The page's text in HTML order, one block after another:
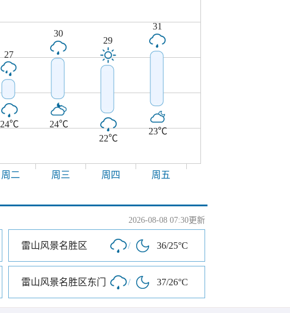
27
24℃
30
24℃
29
22℃
31
23℃
周二 周三 周四 周五
2026-08-08 07:30更新
雷山风景名胜区 / 36/25°C
雷山风景名胜区东门 / 37/26°C